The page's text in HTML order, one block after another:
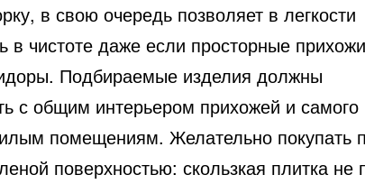
в свою очередь позволяет в легкости
в чистоте даже если просторные
Подбираемые изделия должны
с общим интерьером прихожей и самого
помещениям. Желательно покупать
поверхностью: скользкая плитка не